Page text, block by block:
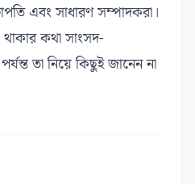
এবং সাধারণ সম্পাদকরা।
কথা সাংসদ-
তা নিয়ে কিছুই জানেন না